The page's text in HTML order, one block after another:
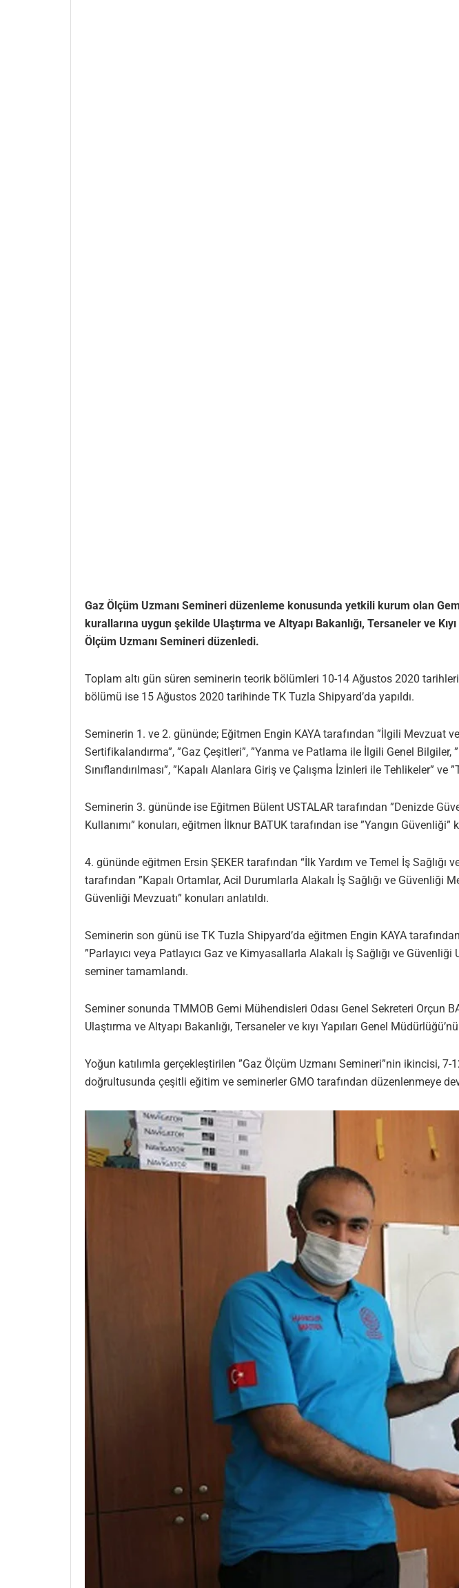
Gaz Ölçüm Uzmanı Semineri düzenleme konusunda yetkili kurum olan
kurallarına uygun şekilde Ulaştırma ve Altyapı Bakanlığı, Tersaneler ve
Ölçüm Uzmanı Semineri düzenledi.
Toplam altı gün süren seminerin teorik bölümleri 10-14 Ağustos 2020
bölümü ise 15 Ağustos 2020 tarihinde TK Tuzla Shipyard’da yapıldı.
Seminerin 1. ve 2. gününde; Eğitmen Engin KAYA tarafından ”İlgili Mevzuat
Sertifikalandırma”, ”Gaz Çeşitleri”, ”Yanma ve Patlama ile İlgili Genel Bilgiler,
Sınıflandırılması”, ”Kapalı Alanlara Giriş ve Çalışma İzinleri ile Tehlikeler”
Seminerin 3. gününde ise Eğitmen Bülent USTALAR tarafından ”Denizde
Kullanımı” konuları, eğitmen İlknur BATUK tarafından ise ”Yangın Güvenliği”
4. gününde eğitmen Ersin ŞEKER tarafından “İlk Yardım ve Temel İş
tarafından ”Kapalı Ortamlar, Acil Durumlarla Alakalı İş Sağlığı ve Güvenliği
Güvenliği Mevzuatı” konuları anlatıldı.
Seminerin son günü ise TK Tuzla Shipyard’da eğitmen Engin KAYA
”Parlayıcı veya Patlayıcı Gaz ve Kimyasallarla Alakalı İş Sağlığı ve
seminer tamamlandı.
Seminer sonunda TMMOB Gemi Mühendisleri Odası Genel Sekreteri Orçun
Ulaştırma ve Altyapı Bakanlığı, Tersaneler ve kıyı Yapıları Genel
Yoğun katılımla gerçekleştirilen ”Gaz Ölçüm Uzmanı Semineri”nin ikincisi,
doğrultusunda çeşitli eğitim ve seminerler GMO tarafından düzenlenmeye